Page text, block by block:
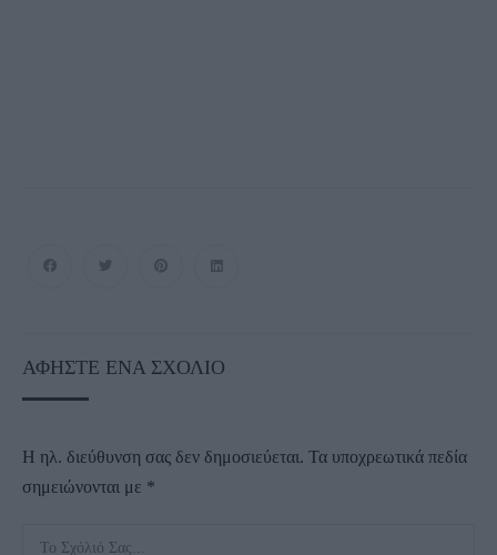
ΑΦΉΣΤΕ ΈΝΑ ΣΧΌΛΙΟ
Η ηλ. διεύθυνση σας δεν δημοσιεύεται. Τα υποχρεωτικά πεδία
σημειώνονται με *